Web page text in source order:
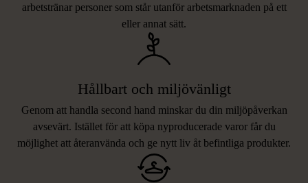
arbetstränar personer som står utanför arbetsmarknaden på ett
eller annat sätt.
Hållbart och miljövänligt
Genom att handla second hand minskar du din miljöpåverkan
avsevärt. Istället för att köpa nyproducerade varor får du
möjlighet att återanvända och ge nytt liv åt befintliga produkter.